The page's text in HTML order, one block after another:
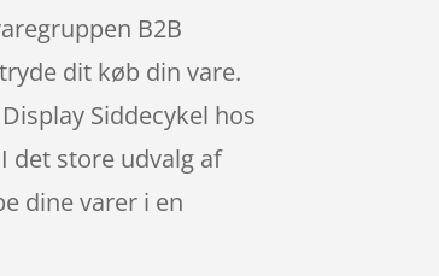
B2B
dit køb din vare.
Siddecykel hos
det store udvalg af
dine varer i en